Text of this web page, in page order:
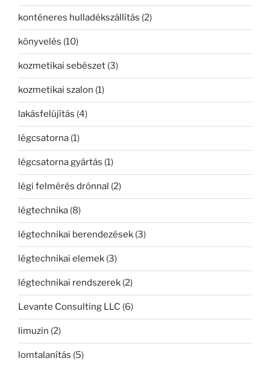
konténeres hulladékszállítás (2)
könyvelés (10)
kozmetikai sebészet (3)
kozmetikai szalon (1)
lakásfelújítás (4)
légcsatorna (1)
légcsatorna gyártás (1)
légi felmérés drónnal (2)
légtechnika (8)
légtechnikai berendezések (3)
légtechnikai elemek (3)
légtechnikai rendszerek (2)
Levante Consulting LLC (6)
limuzin (2)
lomtalanítás (5)